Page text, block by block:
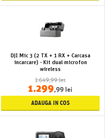
DJI Mic 3 (2 TX + 1 RX + Carcasa
incarcare) - Kit dual microfon
wireless
1.649,99 lei
1.299,99 lei
ADAUGA IN COS